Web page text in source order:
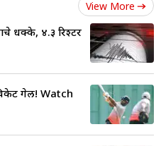
View More
धक्के, ४.३ रिश्टर
गेली! Watch